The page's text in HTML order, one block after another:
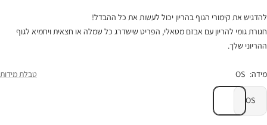
להדגיש את קימורי הגוף בהריון יכול לעשות את כל ההבדל!
חגורת גומי להריון עם אבזם מטאלי, הפריט שישדרג כל שמלה או חצאית ויחמיא לגוף
ההריוני שלך.
מידה: OS טבלת מידות
OS